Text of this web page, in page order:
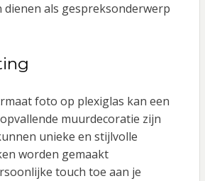
dienen als gespreksonderwerp
foto op plexiglas kan een
muurdecoratie zijn
unieke en stijlvolle
worden gemaakt
touch toe aan je